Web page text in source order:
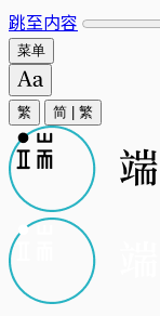
跳至内容
菜单
繁 简 繁